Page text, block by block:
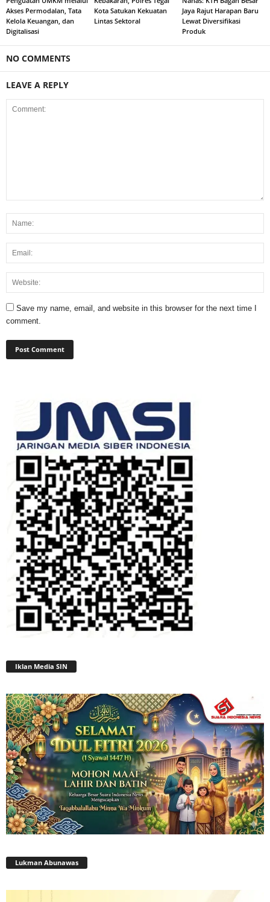
Akses Permodalan, Tata
Kelola Keuangan, dan
Digitalisasi
Kota Satukan Kekuatan
Lintas Sektoral
Jaya Rajut Harapan Baru
Lewat Diversifikasi
Produk
NO COMMENTS
LEAVE A REPLY
Save my name, email, and website in this browser for the next time I
comment.
Iklan Media SIN
Lukman Abunawas